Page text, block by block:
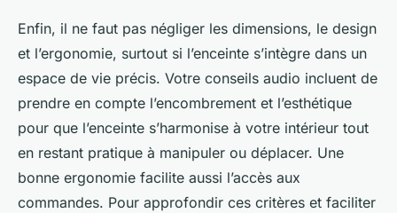
Enfin, il ne faut pas négliger les dimensions, le design
et l’ergonomie, surtout si l’enceinte s’intègre dans un
espace de vie précis. Votre conseils audio incluent de
prendre en compte l’encombrement et l’esthétique
pour que l’enceinte s’harmonise à votre intérieur tout
en restant pratique à manipuler ou déplacer. Une
bonne ergonomie facilite aussi l’accès aux
commandes. Pour approfondir ces critères et faciliter